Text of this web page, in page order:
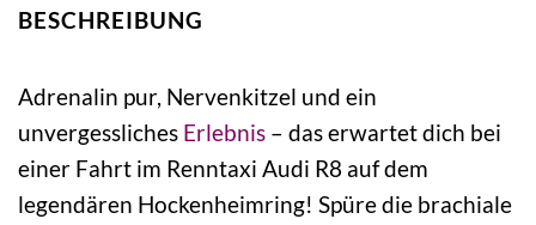
BESCHREIBUNG
Adrenalin pur, Nervenkitzel und ein
unvergessliches Erlebnis – das erwartet dich bei
einer Fahrt im Renntaxi Audi R8 auf dem
legendären Hockenheimring! Spüre die brachiale